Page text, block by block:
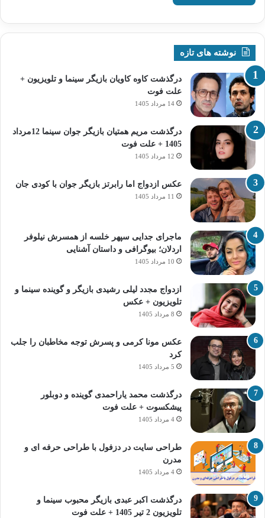
نوشته های تازه
درگذشت کاوه کاویان بازیگر سینما و تلویزیون +
علت فوت
14 مرداد 1405
درگذشت مریم همتیان بازیگر جوان سینما 12مرداد
1405 + علت فوت
12 مرداد 1405
عکس ازدواج اما رابرتز بازیگر جوان با کودی جان
11 مرداد 1405
ماجرای جدایی سپهر خلسه از همسرش نیلوفر
اردلان؛ بیوگرافی و داستان آشنایی
10 مرداد 1405
ازدواج مجدد لیلی رشیدی بازیگر و گوینده سینما و
تلویزیون + عکس
8 مرداد 1405
عکس مونا کرمی و پسرش توجه مخاطبان را جلب
کرد
5 مرداد 1405
درگذشت محمد یاراحمدی گوینده و دوبلور
پیشکسوت + علت فوت
4 مرداد 1405
طراحی سایت در دزفول با طراحی حرفه‌ ای و
مدرن
4 مرداد 1405
درگذشت اکبر عبدی بازیگر محبوب سینما و
تلویزیون 2 تیر 1405 + علت فوت